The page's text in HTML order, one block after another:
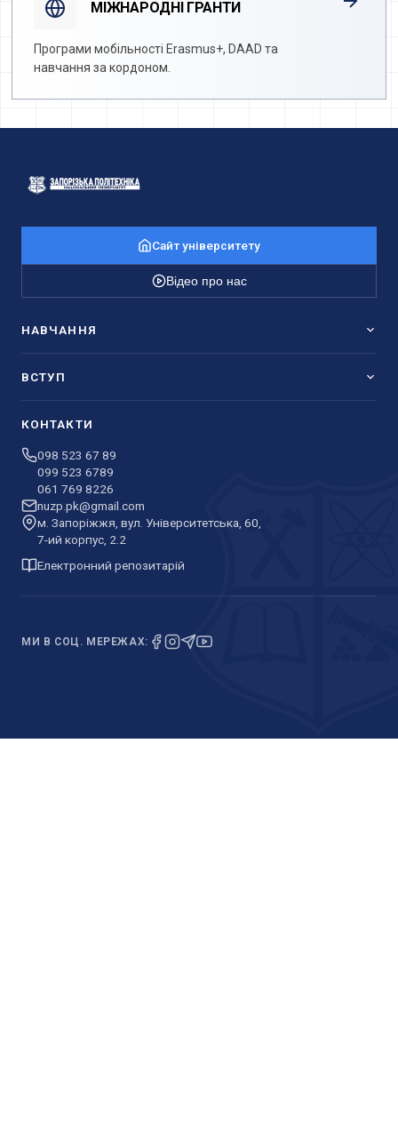
МІЖНАРОДНІ ГРАНТИ
Програми мобільності Erasmus+, DAAD та
навчання за кордоном.
Сайт університету
Відео про нас
НАВЧАННЯ
ВСТУП
КОНТАКТИ
098 523 67 89
099 523 6789
061 769 8226
nuzp.pk@gmail.com
м. Запоріжжя, вул. Університетська, 60,
7-ий корпус, 2.2
Електронний репозитарій
МИ В СОЦ. МЕРЕЖАХ: